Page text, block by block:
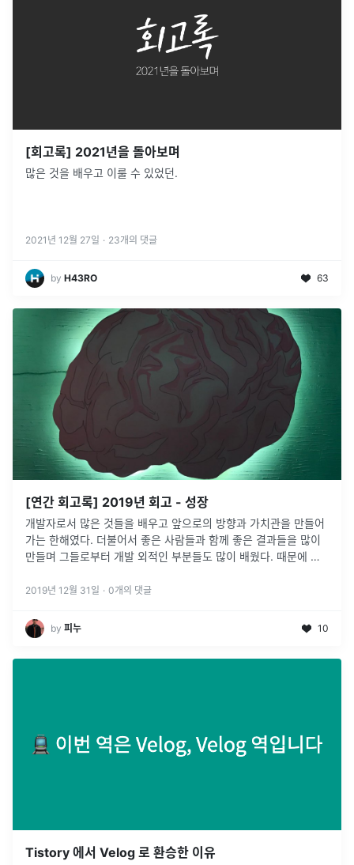
[회고록] 2021년을 돌아보며
많은 것을 배우고 이룰 수 있었던.
2021년 12월 27일 · 23개의 댓글
by H43RO 63
[연간 회고록] 2019년 회고 - 성장
개발자로서 많은 것들을 배우고 앞으로의 방향과 가치관을 만들어
가는 한해였다. 더불어서 좋은 사람들과 함께 좋은 결과들을 많이
만들며 그들로부터 개발 외적인 부분들도 많이 배웠다. 때문에 올
기록으로 남기고 싶어 회고를 작성하게 되었다. 회고는 주요 이슈
2019년 12월 31일 · 0개의 댓글
by 피누 10
Tistory 에서 Velog 로 환승한 이유